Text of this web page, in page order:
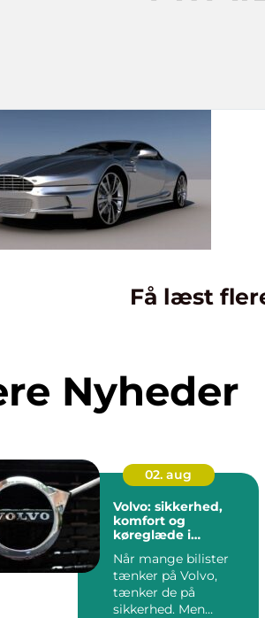
Få læst
Nyheder
02. aug
Volvo: sikkerhed,
komfort og
køreglæde i
Når mange bilister
tænker på Volvo,
tænker de på
sikkerhed. Men